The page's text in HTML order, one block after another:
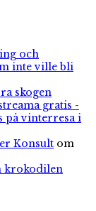
och
inte ville bli
skogen
gratis -
på vinterresa i
Konsult om
krokodilen